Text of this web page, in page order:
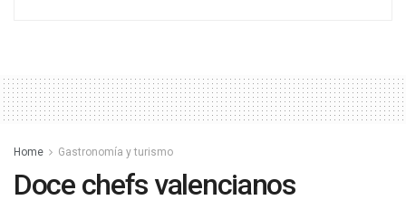
Home Gastronomía y turismo
Doce chefs valencianos